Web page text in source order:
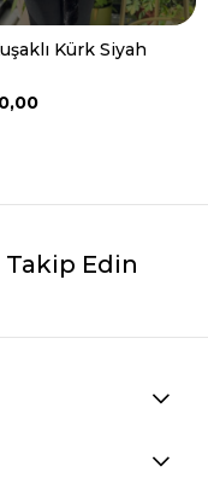
Kürk Siyah
Takip Edin